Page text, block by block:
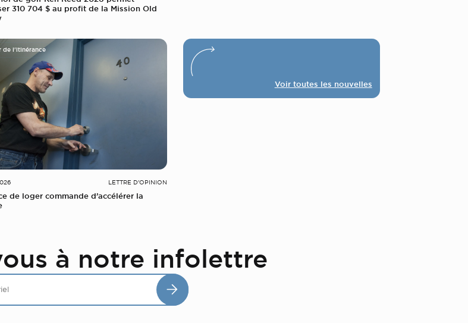
310 704 $ au profit de la Mission Old
de l'itinérance
LETTRE D'OPINION
de loger commande d’accélérer la
Voir toutes les nouvelles
à notre infolettre